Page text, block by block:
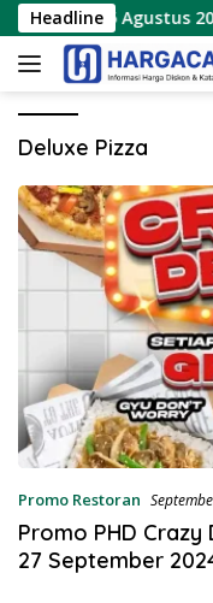
Langsung
ke
konten
Headline
8 – 15 Agustus
Deluxe Pizza
Promo Restoran
Promo PHD Crazy
27 September